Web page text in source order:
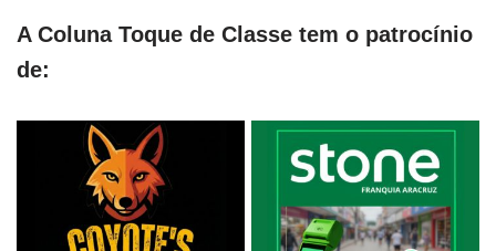
A Coluna Toque de Classe tem o patrocínio
de: